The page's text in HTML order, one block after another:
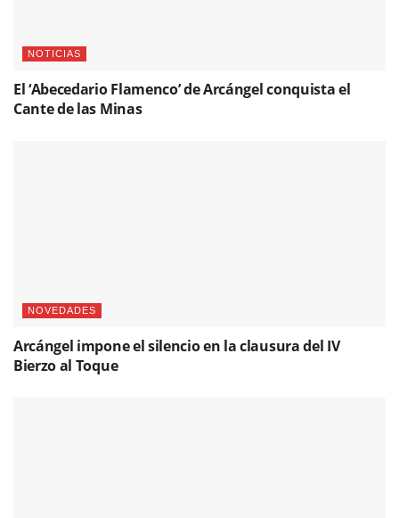
NOTICIAS
El ‘Abecedario Flamenco’ de Arcángel conquista el
Cante de las Minas
NOVEDADES
Arcángel impone el silencio en la clausura del IV
Bierzo al Toque